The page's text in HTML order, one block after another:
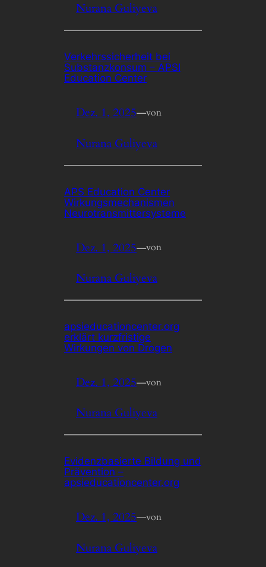
Nurana Guliyeva
Verkehrssicherheit bei
Substanzkonsum – APSI
Education Center
Dez. 1, 2025—von
Nurana Guliyeva
APS Education Center
Wirkungsmechanismen
Neurotransmittersysteme
Dez. 1, 2025—von
Nurana Guliyeva
apsieducationcenter.org
erklärt kurzfristige
Wirkungen von Drogen
Dez. 1, 2025—von
Nurana Guliyeva
Evidenzbasierte Bildung und
Prävention –
apsieducationcenter.org
Dez. 1, 2025—von
Nurana Guliyeva